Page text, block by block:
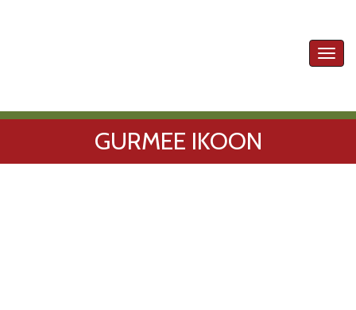
GURMEE IKOON